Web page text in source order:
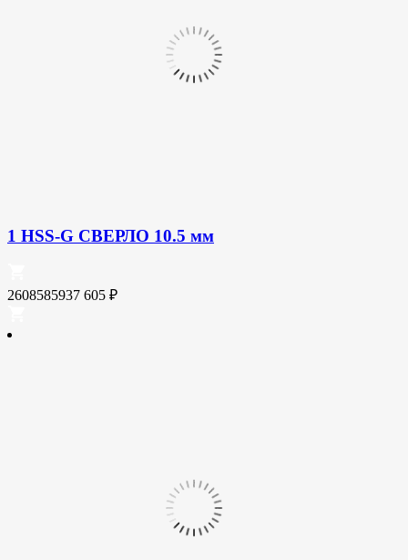
1 HSS-G СВЕРЛО 10.5 мм
2608585937 605 ₽